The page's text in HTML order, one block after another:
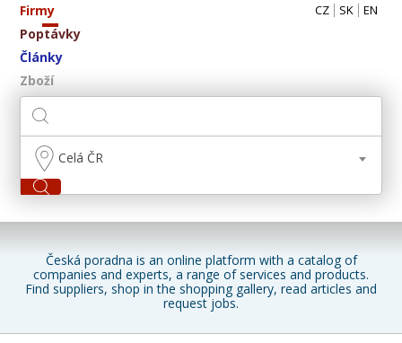
Firmy
Poptávky
Články
Zboží
CZ SK EN
Celá ČR
Česká poradna is an online platform with a catalog of
companies and experts, a range of services and products.
Find suppliers, shop in the shopping gallery, read articles and
request jobs.